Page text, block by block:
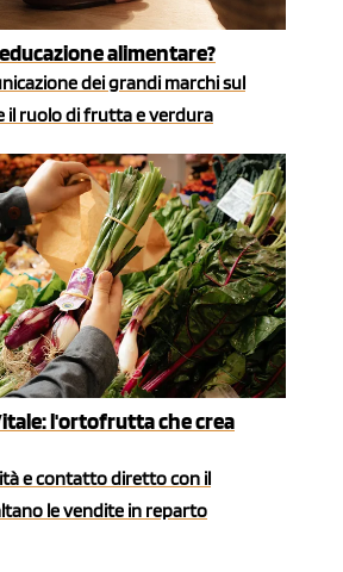
alimentare?
dei grandi marchi sul
il ruolo di frutta e verdura
l'ortofrutta che crea
e contatto diretto con il
le vendite in reparto